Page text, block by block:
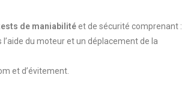
de maniabilitéet de sécurité comprenant :
du moteur et un déplacement de la
et d’évitement.